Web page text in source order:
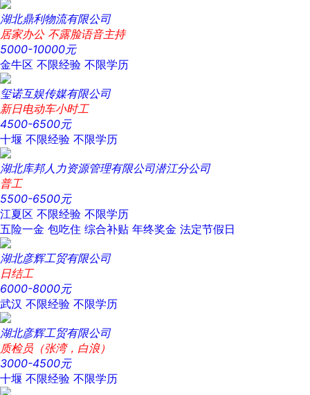
湖北鼎利物流有限公司
居家办公 不露脸语音主持
5000-10000元
金牛区 不限经验 不限学历
玺诺互娱传媒有限公司
新日电动车小时工
4500-6500元
十堰 不限经验 不限学历
湖北库邦人力资源管理有限公司潜江分公司
普工
5500-6500元
江夏区 不限经验 不限学历
五险一金 包吃住 综合补贴 年终奖金 法定节假日
湖北彦辉工贸有限公司
日结工
6000-8000元
武汉 不限经验 不限学历
湖北彦辉工贸有限公司
质检员（张湾，白浪）
3000-4500元
十堰 不限经验 不限学历